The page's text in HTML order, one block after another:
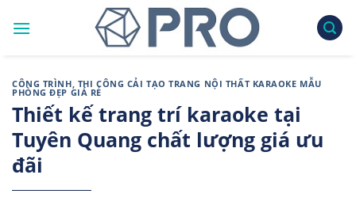
CÔNG TRÌNH, THI CÔNG CẢI TẠO TRANG NỘI THẤT KARAOKE MẪU
PHÒNG ĐẸP GIÁ RẺ
Thiết kế trang trí karaoke tại
Tuyên Quang chất lượng giá ưu
đãi